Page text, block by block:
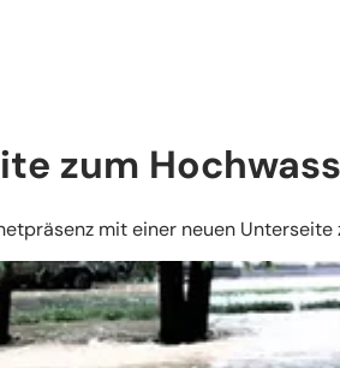
zum
mit einer neuen